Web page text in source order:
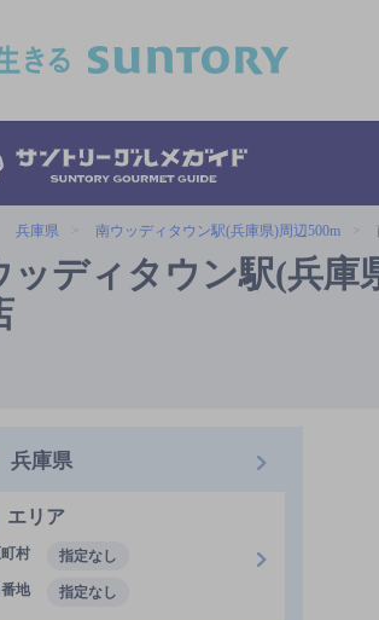
兵庫県 南ウッディタウン駅(兵庫県)周辺500m
ッディタウン駅(兵庫
兵庫県
エリア
村
指定なし
地
指定なし